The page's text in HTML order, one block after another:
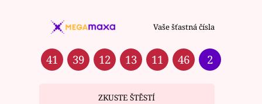
Vaše šťastná čísla
41 39 12 13 11 46 2
ZKUSTE ŠTĚSTÍ